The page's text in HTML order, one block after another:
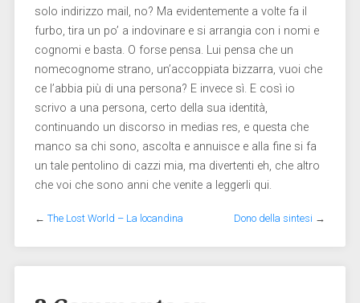
solo indirizzo mail, no? Ma evidentemente a volte fa il
furbo, tira un po’ a indovinare e si arrangia con i nomi e
cognomi e basta. O forse pensa. Lui pensa che un
nomecognome strano, un’accoppiata bizzarra, vuoi che
ce l’abbia più di una persona? E invece sì. E così io
scrivo a una persona, certo della sua identità,
continuando un discorso in medias res, e questa che
manco sa chi sono, ascolta e annuisce e alla fine si fa
un tale pentolino di cazzi mia, ma divertenti eh, che altro
che voi che sono anni che venite a leggerli qui.
← The Lost World – La locandina Dono della sintesi →